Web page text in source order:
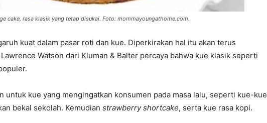
cake, rasa klasik yang tetap disukai. Foto: mommayoungathome.com.
kuat dalam pasar roti dan kue. Diperkirakan hal itu akan terus
Watson dari Kluman & Balter percaya bahwa kue klasik seperti
untuk kue yang mengingatkan konsumen pada masa lalu, seperti kue-kue
bekal sekolah. Kemudian strawberry shortcake, serta kue rasa kopi.